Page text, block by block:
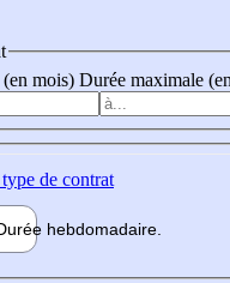
mois) Durée maximale
de contrat
hebdomadaire